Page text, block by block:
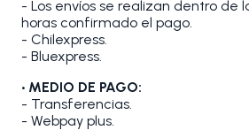
- Los envíos se realizan dentro de
horas confirmado el pago.
- Chilexpress.
- Bluexpress.
• MEDIO DE PAGO:
- Transferencias.
- Webpay plus.